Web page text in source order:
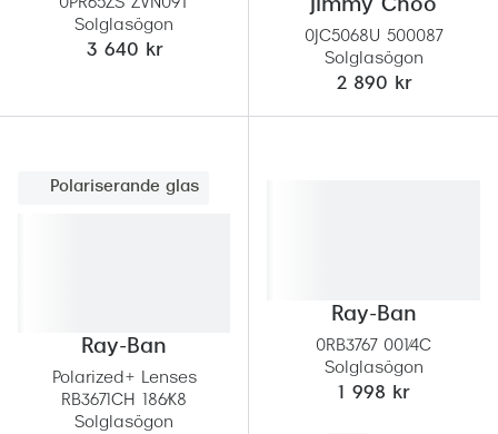
Dolce &
0PR65ZS ZVN09T
Solglasögon
3 640 kr
Jimmy Choo
0JC5068U 500087
Solglasögon
2 890 kr
Polariserande glas
Ray-Ban
Polarized+ Lenses
RB3671CH 186/K8
Solglasögon
Ray-Ban
0RB3767 001/4C
Solglasögon
1 998 kr